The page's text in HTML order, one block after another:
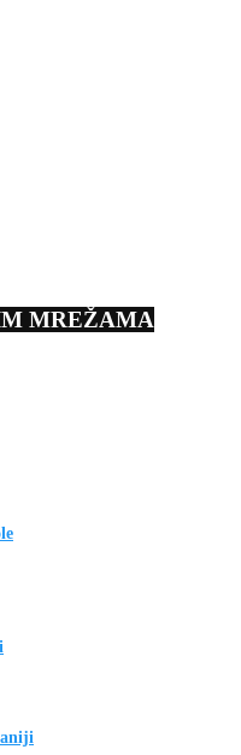
MREŽAMA